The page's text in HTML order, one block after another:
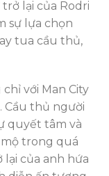
lại của Rodri
sự lựa chọn
tua cầu thủ,
với Man City
Cầu thủ người
quyết tâm và
trong quá
của anh hứa